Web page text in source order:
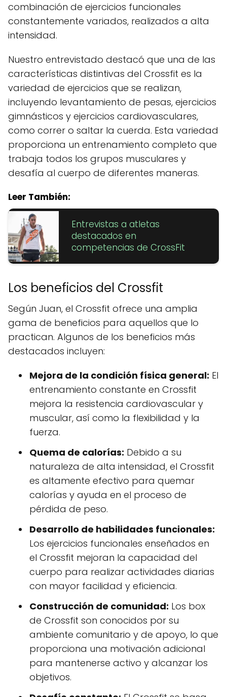
combinación de ejercicios funcionales
constantemente variados, realizados a alta
intensidad.
Nuestro entrevistado destacó que una de las
características distintivas del Crossfit es la
variedad de ejercicios que se realizan,
incluyendo levantamiento de pesas, ejercicios
gimnásticos y ejercicios cardiovasculares,
como correr o saltar la cuerda. Esta variedad
proporciona un entrenamiento completo que
trabaja todos los grupos musculares y
desafía al cuerpo de diferentes maneras.
Leer También:
Entrevistas a atletas
destacados en
competencias de CrossFit
Los beneficios del Crossfit
Según Juan, el Crossfit ofrece una amplia
gama de beneficios para aquellos que lo
practican. Algunos de los beneficios más
destacados incluyen:
Mejora de la condición física general: El
entrenamiento constante en Crossfit
mejora la resistencia cardiovascular y
muscular, así como la flexibilidad y la
fuerza.
Quema de calorías: Debido a su
naturaleza de alta intensidad, el Crossfit
es altamente efectivo para quemar
calorías y ayuda en el proceso de
pérdida de peso.
Desarrollo de habilidades funcionales:
Los ejercicios funcionales enseñados en
el Crossfit mejoran la capacidad del
cuerpo para realizar actividades diarias
con mayor facilidad y eficiencia.
Construcción de comunidad: Los box
de Crossfit son conocidos por su
ambiente comunitario y de apoyo, lo que
proporciona una motivación adicional
para mantenerse activo y alcanzar los
objetivos.